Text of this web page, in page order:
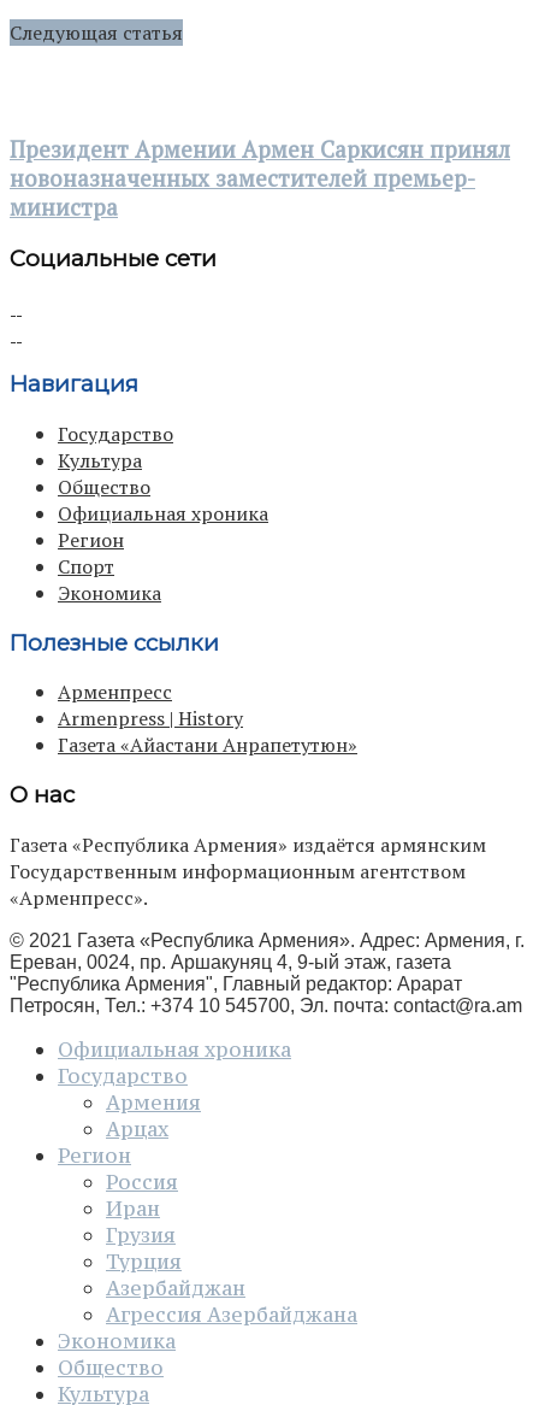
Следующая статья
Президент Армении Армен Саркисян принял
новоназначенных заместителей премьер-
министра
Социальные сети
Навигация
Государство
Культура
Общество
Официальная хроника
Регион
Спорт
Экономика
Полезные ссылки
Арменпресс
Armenpress | History
Газета «Айастани Анрапетутюн»
О нас
Газета «Республика Армения» издаётся армянским
Государственным информационным агентством
«Арменпресс».
© 2021 Газета «Республика Армения». Адрес: Армения, г.
Ереван, 0024, пр. Аршакуняц 4, 9-ый этаж, газета
"Республика Армения", Главный редактор: Арарат
Петросян, Тел.: +374 10 545700, Эл. почта: contact@ra.am
Официальная хроника
Государство
Армения
Арцах
Регион
Россия
Иран
Грузия
Турция
Азербайджан
Агрессия Азербайджана
Экономика
Общество
Культура